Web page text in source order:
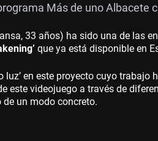
Más de uno Albacete
33 años) ha sido una de las
que ya está disponible en
luz’ en este proyecto cuyo
este videojuego a través de
un modo concreto.